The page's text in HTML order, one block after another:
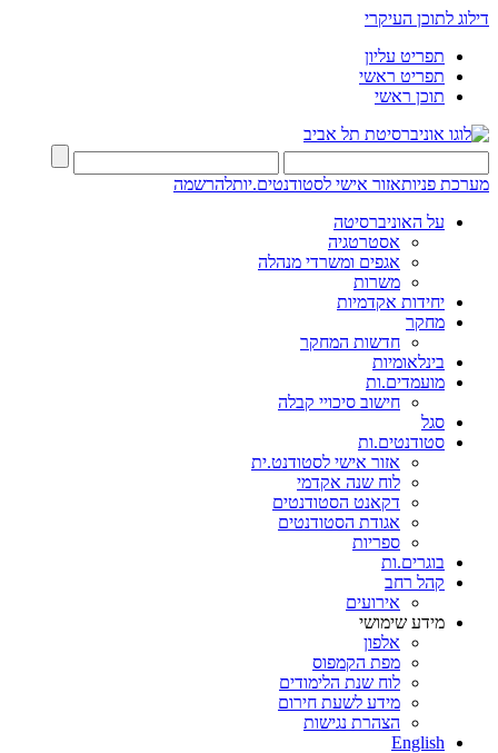
דילוג לתוכן העיקרי
תפריט עליון
תפריט ראשי
תוכן ראשי
מערכת פניותאזור אישי לסטודנטים.יותלהרשמה
על האוניברסיטה
אסטרטגיה
אגפים ומשרדי מנהלה
משרות
יחידות אקדמיות
מחקר
חדשות המחקר
בינלאומיות
מועמדים.ות
חישוב סיכויי קבלה
סגל
סטודנטים.ות
אזור אישי לסטודנט.ית
לוח שנה אקדמי
דקאנט הסטודנטים
אגודת הסטודנטים
ספריות
בוגרים.ות
קהל רחב
אירועים
מידע שימושי
אלפון
מפת הקמפוס
לוח שנת הלימודים
מידע לשעת חירום
הצהרת נגישות
English